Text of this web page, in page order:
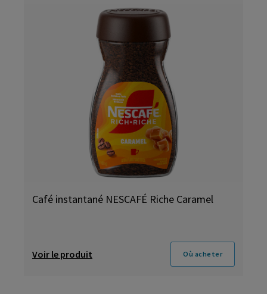
Café instantané NESCAFÉ Riche Caramel
Voir le produit Où acheter